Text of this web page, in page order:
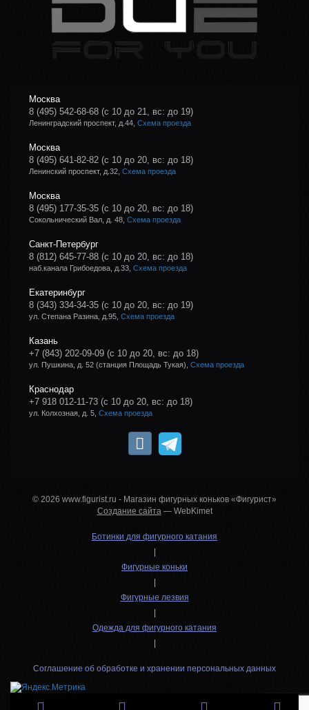
Москва
8 (495) 542-68-68 (с 10 до 21, вс: до 19)
Ленинградский проспект, д.44, Схема проезда
Москва
8 (495) 641-82-82 (с 10 до 20, вс: до 18)
Ленинский проспект, д.32, Схема проезда
Москва
8 (495) 177-35-35 (с 10 до 20, вс: до 18)
Сокольнический Вал, д. 48, Схема проезда
Санкт-Петербург
8 (812) 645-77-88 (с 10 до 20, вс: до 18)
наб.канала Грибоедова, д.33, Схема проезда
Екатеринбург
8 (343) 334-34-35 (с 10 до 20, вс: до 19)
ул. Степана Разина, д.95, Схема проезда
Казань
+7 (843) 202-09-09 (с 10 до 20, вс: до 18)
ул. Пушкина, д. 52 (станция Площадь Тукая), Схема проезда
Краснодар
+7 918 012-11-73 (с 10 до 20, вс: до 18)
ул. Колхозная, д. 5, Схема проезда
© 2026 www.figurist.ru - Магазин фигурных коньков «Фигурист»
Создание сайта — WebKimet
Ботинки для фигурного катания
|
Фигурные коньки
|
Фигурные лезвия
|
Одежда для фигурного катания
|
Соглашение об обработке и хранении персональных данных